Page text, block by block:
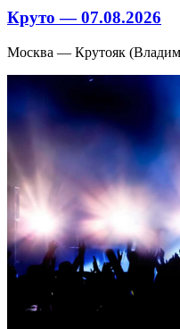
Круто — 07.08.2026
Москва — Крутояк